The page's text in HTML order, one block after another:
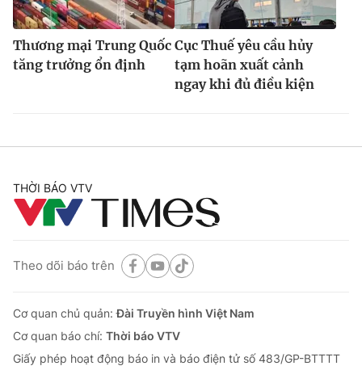
Thương mại Trung Quốc
tăng trưởng ổn định
Cục Thuế yêu cầu hủy
tạm hoãn xuất cảnh
ngay khi đủ điều kiện
THỜI BÁO VTV
Theo dõi báo trên
Cơ quan chủ quản:Đài Truyền hình Việt Nam
Cơ quan báo chí: Thời báo VTV
Giấy phép hoạt động báo in và báo điện tử số 483/GP-BTTTT